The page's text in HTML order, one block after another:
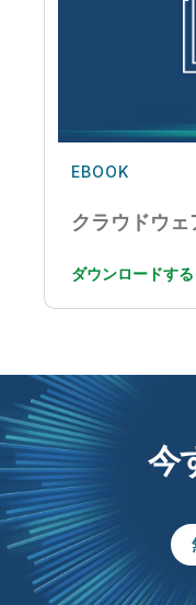
EBOOK
クラウドウ
ダウンロードする
今